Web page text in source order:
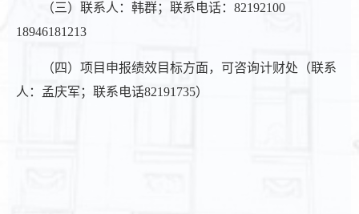
（三）联系人：韩群；联系电话：82192100
18946181213
（四）项目申报绩效目标方面，可咨询计财处（联系
人：孟庆军；联系电话82191735）